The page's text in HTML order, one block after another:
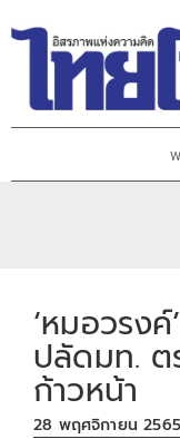
‘หมอวรง
ปลัดมท. ต
ก้าวหน้า
28 พฤศจิกายน